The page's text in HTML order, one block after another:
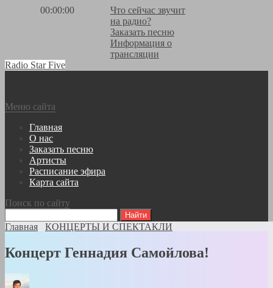
00:00:00
Что сейчас звучит
на радио?
Заказать песню
Информация о
трансляции
Radio Star Five
Меню сайта
Главная
О нас
Заказать песню
Артисты
Расписание эфира
Карта сайта
Поиск по сайту
Главная КОНЦЕРТЫ И СПЕКТАКЛИ
Концерт Геннадия Самойлова!